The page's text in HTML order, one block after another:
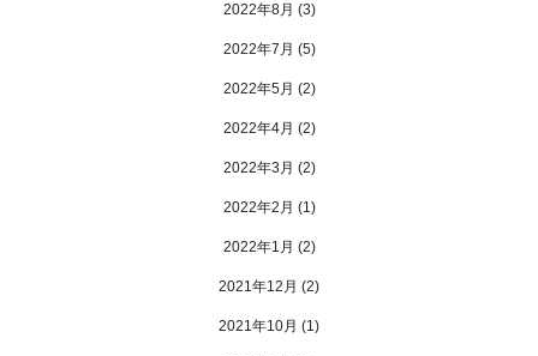
2022年8月 (3)
2022年7月 (5)
2022年5月 (2)
2022年4月 (2)
2022年3月 (2)
2022年2月 (1)
2022年1月 (2)
2021年12月 (2)
2021年10月 (1)